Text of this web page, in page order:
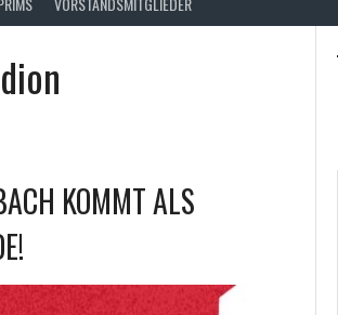
KOMMT ALS